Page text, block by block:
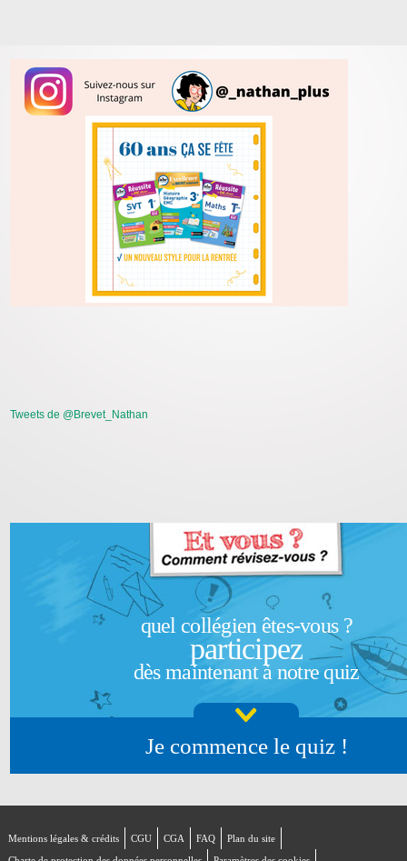
Tweets de @Brevet_Nathan
quel collégien êtes-vous ?
participez
dès maintenant à notre quiz
Je commence le quiz !
Mentions légales & crédits CGU CGA FAQ
Plan du site